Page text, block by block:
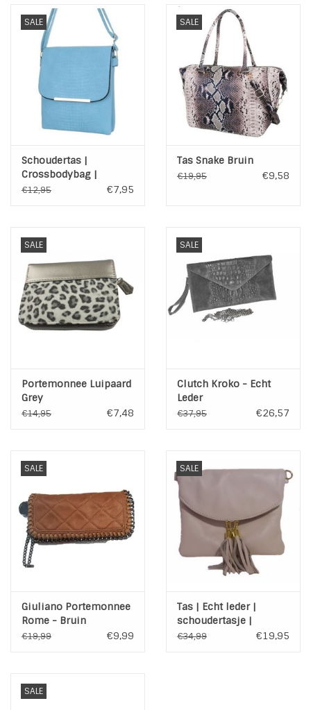
INSPIRATIE
SALE
Schoudertas |
Crossbodybag |
Turquoise Blue
€12,95 €7,95
SALE
Tas Snake Bruin
€19,95 €9,58
SALE
Portemonnee Luipaard
Grey
€14,95 €7,48
SALE
Clutch Kroko - Echt
Leder
€37,95 €26,57
SALE
Giuliano Portemonnee
Rome - Bruin
€19,99 €9,99
SALE
Tas | Echt leder |
schoudertasje |
Tassels | Creme
€34,99 €19,95
SALE